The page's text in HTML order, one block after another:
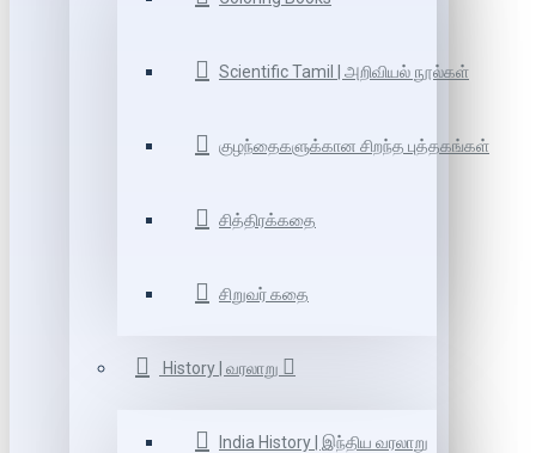
Scientific Tamil | அறிவியல் நூல்கள்
குழந்தைகளுக்கான சிறந்த புத்தகங்கள்
சித்திரக்கதை
சிறுவர் கதை
History | வரலாறு
India History | இந்திய வரலாறு